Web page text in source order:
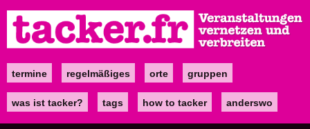
zum
Inhalt
Maintermine regelmäßiges orte gruppen
was ist tacker? tags how to tacker anderswo